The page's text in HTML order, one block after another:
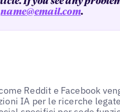
name@email.com.
Reddit e Facebook
IA per le ricerche